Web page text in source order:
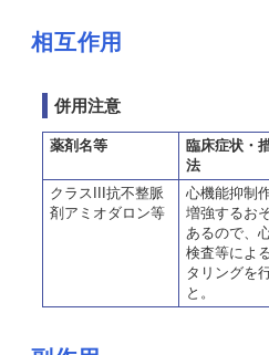
相互作用
併用注意
薬剤名等
臨床症状・
法
クラスIII抗不整脈
剤アミオダロン等
心機能抑制
増強するお
あるので、
検査等によ
タリングを
と。